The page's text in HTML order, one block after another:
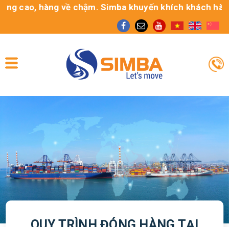
hàng về chậm. Simba khuyến khích khách hàng